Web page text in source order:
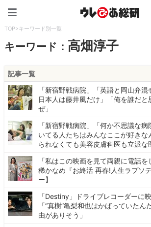
TOP>キーワード別一覧
キーワード： 高畑淳子
記事一覧
「新宿野戦病院」「英語と岡山弁
日本人は藤井風だけ」「俺を誰だ
ぜ」
「新宿野戦病院」「何か不思議な
いてる人たちはみんなここが好きな
られなくても美容皮膚科医も立派な
「私はこの映画を見て両親に電話
稀かなめ『お終活 再春!人生ラプソ
ー】
「Destiny」ドライブレコーダーに
「“真樹”亀梨和也はかばっていたん
由がありそう」